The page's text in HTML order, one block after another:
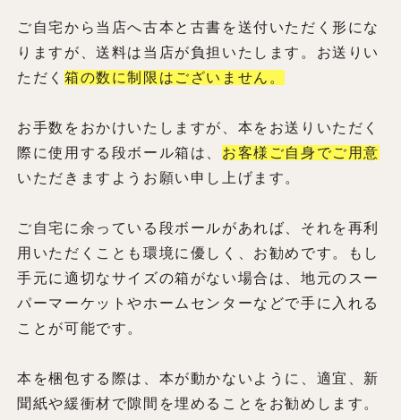
ご自宅から当店へ古本と古書を送付いただく形にな
りますが、送料は当店が負担いたします。お送りい
ただく 箱の数に制限はございません。
お手数をおかけいたしますが、本をお送りいただく
際に使用する段ボール箱は、 お客様ご自身でご用意
いただきますようお願い申し上げます。
ご自宅に余っている段ボールがあれば、それを再利
用いただくことも環境に優しく、お勧めです。もし
手元に適切なサイズの箱がない場合は、地元のスー
パーマーケットやホームセンターなどで手に入れる
ことが可能です。
本を梱包する際は、本が動かないように、適宜、新
聞紙や緩衝材で隙間を埋めることをお勧めします。